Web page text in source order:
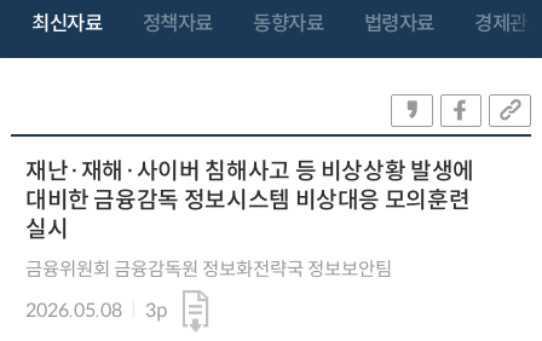
최신자료 정책자료 동향자료 법령자료 경제관
재난·재해·사이버 침해사고 등 비상상황 발생에
대비한 금융감독 정보시스템 비상대응 모의훈련
실시
금융위원회 금융감독원 정보화전략국 정보보안팀
2026.05.08
3p